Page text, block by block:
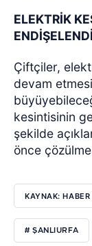
ELEKTRİK
Çiftçiler,
devam
kesintisinin
şekilde
önce
KAYNAK: HABER
# ŞANLIURFA